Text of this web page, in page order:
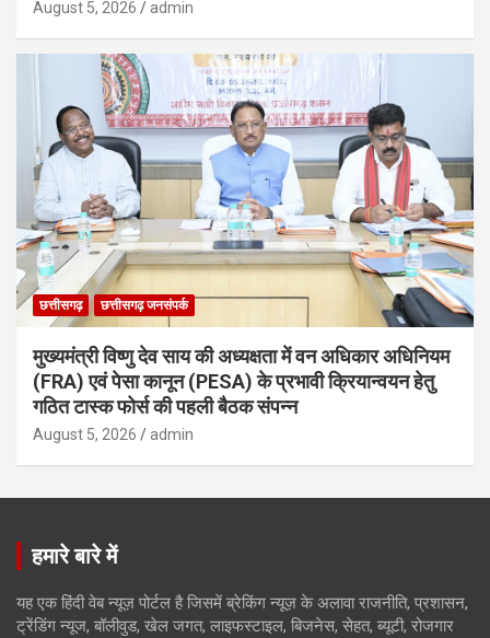
August 5, 2026 admin
छत्तीसगढ़ छत्तीसगढ़ जनसंपर्क
मुख्यमंत्री विष्णु देव साय की अध्यक्षता में वन अधिकार अधिनियम
(FRA) एवं पेसा कानून (PESA) के प्रभावी क्रियान्वयन हेतु
गठित टास्क फोर्स की पहली बैठक संपन्न
August 5, 2026 admin
हमारे बारे में
यह एक हिंदी वेब न्यूज़ पोर्टल है जिसमें ब्रेकिंग न्यूज़ के अलावा राजनीति, प्रशासन,
ट्रेंडिंग न्यूज, बॉलीवुड, खेल जगत, लाइफस्टाइल, बिजनेस, सेहत, ब्यूटी, रोजगार